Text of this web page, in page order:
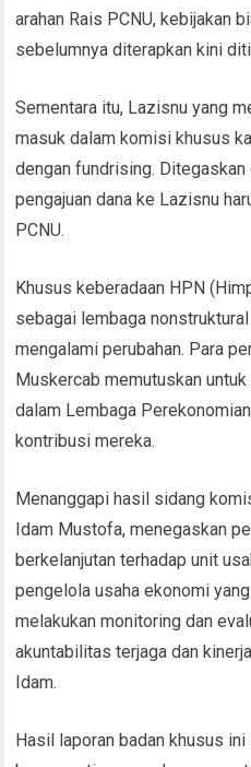
arahan Rais PCNU, kebijakan
sebelumnya diterapkan kini
Sementara itu, Lazisnu yang
masuk dalam komisi khusus
dengan fundrising.
pengajuan dana ke Lazisnu
PCNU.
Khusus keberadaan HPN
sebagai lembaga
mengalami perubahan. Para
Muskercab memutuskan
dalam Lembaga
kontribusi mereka.
Menanggapi hasil sidang
Idam Mustofa, menegaskan
berkelanjutan terhadap unit
pengelola usaha ekonomi
melakukan monitoring dan
akuntabilitas terjaga dan
Idam.
Hasil laporan badan khusus